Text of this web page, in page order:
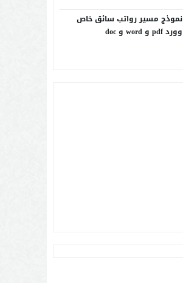
نموذج مسير رواتب سائق خاص
وورد pdf و word و doc